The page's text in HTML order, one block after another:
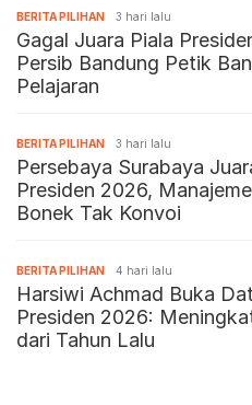
BERITA PILIHAN 3 hari lalu
Gagal Juara Piala
Persib Bandung Petik
Pelajaran
BERITA PILIHAN 3 hari lalu
Persebaya Surabaya
Presiden 2026,
Bonek Tak Konvoi
BERITA PILIHAN 4 hari lalu
Harsiwi Achmad Buka
Presiden 2026:
dari Tahun Lalu